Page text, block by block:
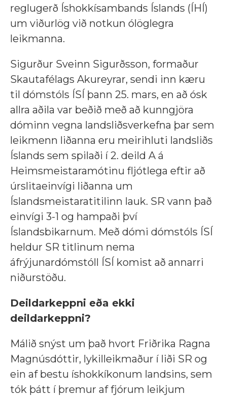
reglugerð Íshokkísambands Íslands (ÍHÍ)
um viðurlög við notkun ólöglegra
leikmanna.
Sigurður Sveinn Sigurðsson, formaður
Skautafélags Akureyrar, sendi inn kæru
til dómstóls ÍSÍ þann 25. mars, en að ósk
allra aðila var beðið með að kunngjöra
dóminn vegna landsliðsverkefna þar sem
leikmenn liðanna eru meirihluti landsliðs
Íslands sem spilaði í 2. deild A á
Heimsmeistaramótinu fljótlega eftir að
úrslitaeinvígi liðanna um
Íslandsmeistaratitilinn lauk. SR vann það
einvígi 3-1 og hampaði því
Íslandsbikarnum. Með dómi dómstóls ÍSÍ
heldur SR titlinum nema
áfrýjunardómstóll ÍSÍ komist að annarri
niðurstöðu.
Deildarkeppni eða ekki
deildarkeppni?
Málið snýst um það hvort Friðrika Ragna
Magnúsdóttir, lykilleikmaður í liði SR og
ein af bestu íshokkíkonum landsins, sem
tók þátt í þremur af fjórum leikjum